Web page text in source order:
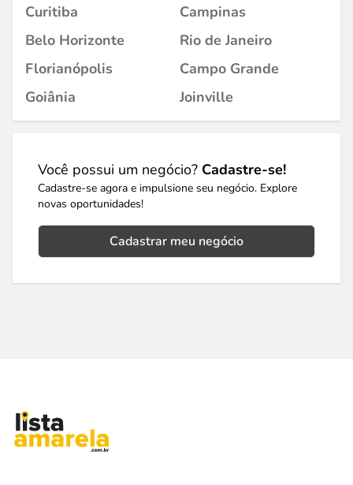
Curitiba
Campinas
Belo Horizonte
Rio de Janeiro
Florianópolis
Campo Grande
Goiânia
Joinville
Você possui um negócio? Cadastre-se!
Cadastre-se agora e impulsione seu negócio. Explore
novas oportunidades!
Cadastrar meu negócio